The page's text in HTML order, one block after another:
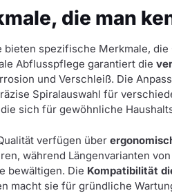
die man
spezifische Merkmale,
Abflusspflege garantiert die
und Verschleiß. Die
Spiralauswahl für
sich für gewöhnliche
verfügen über
während Längenvarianten
bewältigen. Die Kompatibilität
macht sie für gründliche